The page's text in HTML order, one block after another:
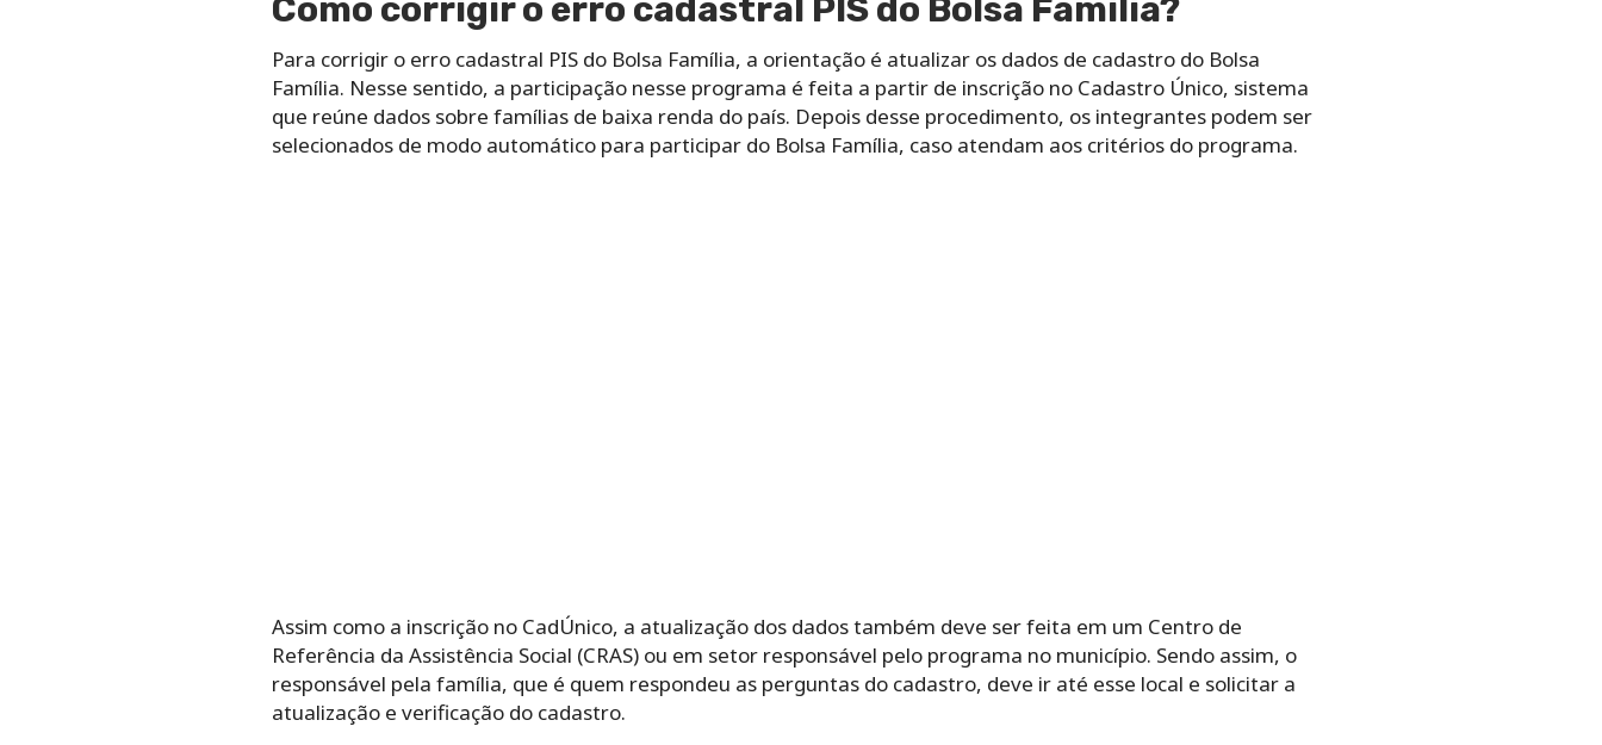
Como corrigir o erro cadastral PIS do Bolsa Família?
Para corrigir o erro cadastral PIS do Bolsa Família, a orientação é atualizar os dados de cadastro do Bolsa
Família. Nesse sentido, a participação nesse programa é feita a partir de inscrição no Cadastro Único, sistema
que reúne dados sobre famílias de baixa renda do país. Depois desse procedimento, os integrantes podem ser
selecionados de modo automático para participar do Bolsa Família, caso atendam aos critérios do programa.
Assim como a inscrição no CadÚnico, a atualização dos dados também deve ser feita em um Centro de
Referência da Assistência Social (CRAS) ou em setor responsável pelo programa no município. Sendo assim, o
responsável pela família, que é quem respondeu as perguntas do cadastro, deve ir até esse local e solicitar a
atualização e verificação do cadastro.